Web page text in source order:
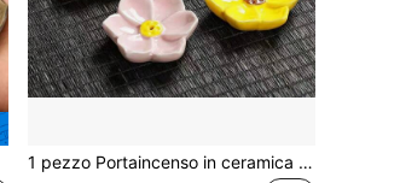
1 pezzo Portaincenso in ceramica con disegno floreale, base in legno di sandalo, forma di loto, adatto per Ringraziamento, San Valentino, matrimonio, Ognissanti, feste, hotel, Festa della Mamma, decorazione per tavolo da pranzo, soggiorno, camera da letto, scrivania